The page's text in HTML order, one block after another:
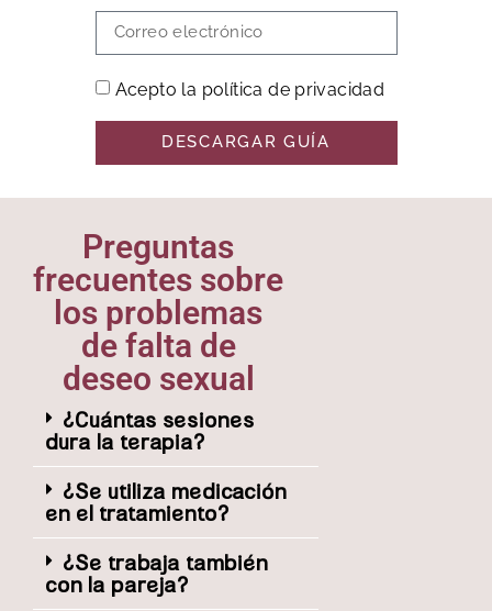
Acepto la política de privacidad
DESCARGAR GUÍA
Preguntas
frecuentes sobre
los problemas
de falta de
deseo sexual
¿Cuántas sesiones
dura la terapia?
¿Se utiliza medicación
en el tratamiento?
¿Se trabaja también
con la pareja?